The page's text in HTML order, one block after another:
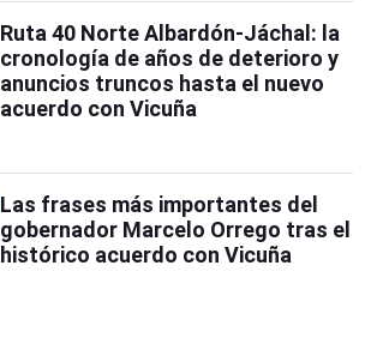
Ruta 40 Norte Albardón-Jáchal: la
cronología de años de deterioro y
anuncios truncos hasta el nuevo
acuerdo con Vicuña
Las frases más importantes del
gobernador Marcelo Orrego tras el
histórico acuerdo con Vicuña